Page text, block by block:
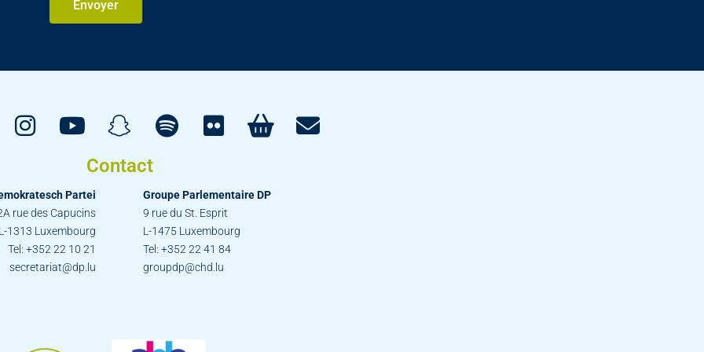
Envoyer
Contact
Partei
rue des Capucins
1313 Luxembourg
Tel: +352 22 10 21
secretariat@dp.lu
Groupe Parlementaire DP
9 rue du St. Esprit
L-1475 Luxembourg
Tel: +352 22 41 84
groupdp@chd.lu